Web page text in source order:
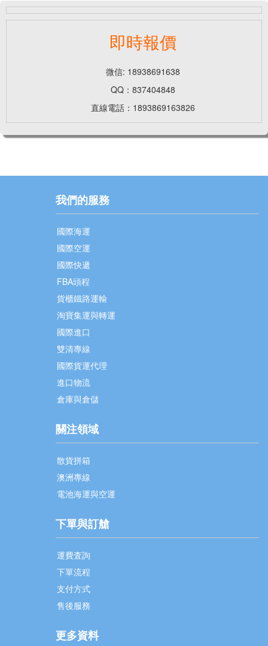
即時報價
微信: 18938691638
QQ：837404848
直線電話：1893869163826
我們的服務
國際海運
國際空運
國際快遞
FBA頭程
貨櫃鐵路運輸
淘寶集運與轉運
國際進口
雙清專線
國際貨運代理
進口物流
倉庫與倉儲
關注領域
散貨拼箱
澳洲專線
電池海運與空運
下單與訂艙
運費査詢
下單流程
支付方式
售後服務
更多資料